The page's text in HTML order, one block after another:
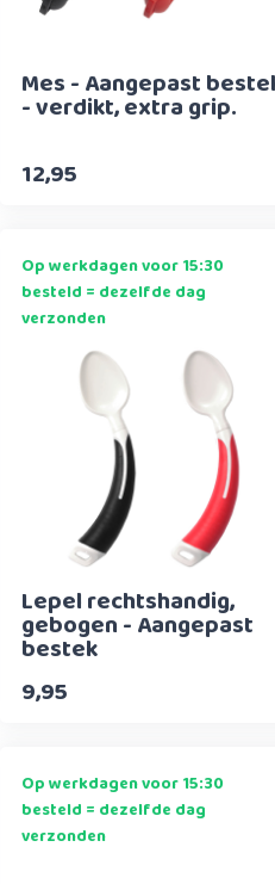
Mes - Aangepast
- verdikt, extra grip.
12,95
Op werkdagen voor 15:30
besteld = dezelfde dag
verzonden
Lepel rechtshandig,
gebogen - Aangepast
bestek
9,95
Op werkdagen voor 15:30
besteld = dezelfde dag
verzonden